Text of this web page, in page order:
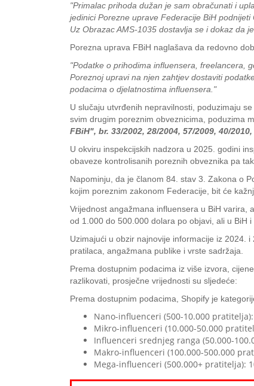
"Primalac prihoda dužan je sam obračunati i
jedinici Porezne uprave Federacije BiH
Uz Obrazac AMS-1035 dostavlja se i dokaz da
Porezna uprava FBiH naglašava da redovno
"Podatke o prihodima influensera, freelancera,
Poreznoj upravi na njen zahtjev dostaviti
podacima o djelatnostima influensera."
U slučaju utvrđenih nepravilnosti, poduzimaju
svim drugim poreznim obveznicima, poduzima
FBiH", br. 33/2002, 28/2004, 57/2009, 40/
U okviru inspekcijskih nadzora u 2025. godini
obaveze kontrolisanih poreznih obveznika pa
Napominju, da je članom 84. stav 3. Zakona o
kojim poreznim zakonom Federacije, bit će
Vrijednost angažmana influensera u BiH varira,
od 1.000 do 500.000 dolara po objavi, ali u BiH
Uzimajući u obzir najnovije informacije iz 2024.
pratilaca, angažmana publike i vrste sadržaja.
Prema dostupnim podacima iz više izvora,
razlikovati, prosječne vrijednosti su sljedeće:
Prema dostupnim podacima, Shopify je
Nano-influenceri (500-10.000
Mikro-influenceri (10.000-50.000
Influenceri srednjeg ranga (50.000-
Makro-influenceri (100.000-500.000
Mega-influenceri (500.000+ pratitelja):